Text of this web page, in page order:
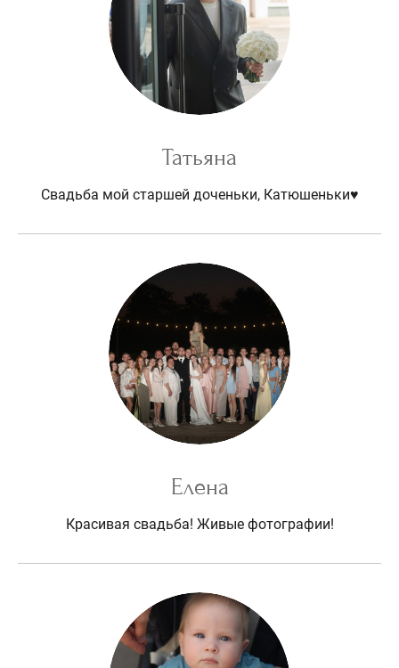
Татьяна
Свадьба мой старшей доченьки, Катюшеньки♥️
Елена
Красивая свадьба! Живые фотографии!